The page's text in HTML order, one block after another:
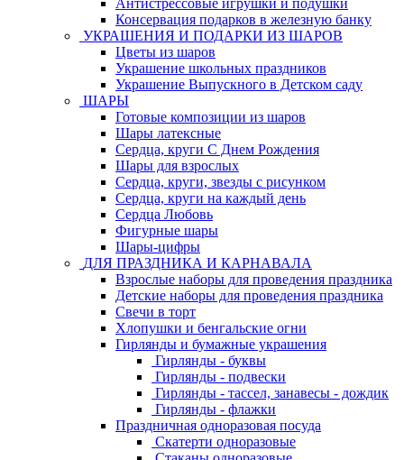
Антистрессовые игрушки и подушки
Консервация подарков в железную банку
УКРАШЕНИЯ И ПОДАРКИ ИЗ ШАРОВ
Цветы из шаров
Украшение школьных праздников
Украшение Выпускного в Детском саду
ШАРЫ
Готовые композиции из шаров
Шары латексные
Сердца, круги С Днем Рождения
Шары для взрослых
Сердца, круги, звезды с рисунком
Сердца, круги на каждый день
Сердца Любовь
Фигурные шары
Шары-цифры
ДЛЯ ПРАЗДНИКА И КАРНАВАЛА
Взрослые наборы для проведения праздника
Детские наборы для проведения праздника
Свечи в торт
Хлопушки и бенгальские огни
Гирлянды и бумажные украшения
Гирлянды - буквы
Гирлянды - подвески
Гирлянды - тассел, занавесы - дождик
Гирлянды - флажки
Праздничная одноразовая посуда
Скатерти одноразовые